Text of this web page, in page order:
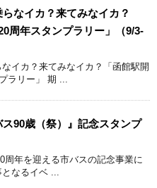
なイカ？来てみなイカ？
周年スタンプラリー」（9/3-
イカ？来てみなイカ？「函館駅開
ラリー」 期 ...
ス90歳（祭）』記念スタンプ
周年を迎える市バスの記念事業に
なるイベ ...